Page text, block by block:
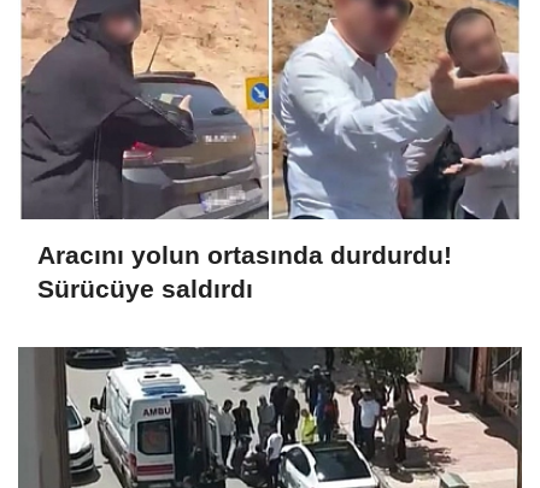
Aracını yolun ortasında durdurdu!
Sürücüye saldırdı